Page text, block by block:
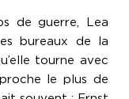
de guerre, Lea
bureaux de la
tourne avec
le plus de